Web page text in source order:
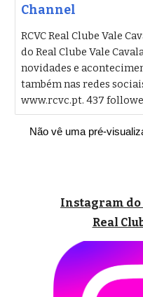
Channel
RCVC Real Clube Vale
do Real Clube Vale
novidades e
também nas redes
www.rcvc.pt. 437
Não vê uma pré-
Instagram do
Real